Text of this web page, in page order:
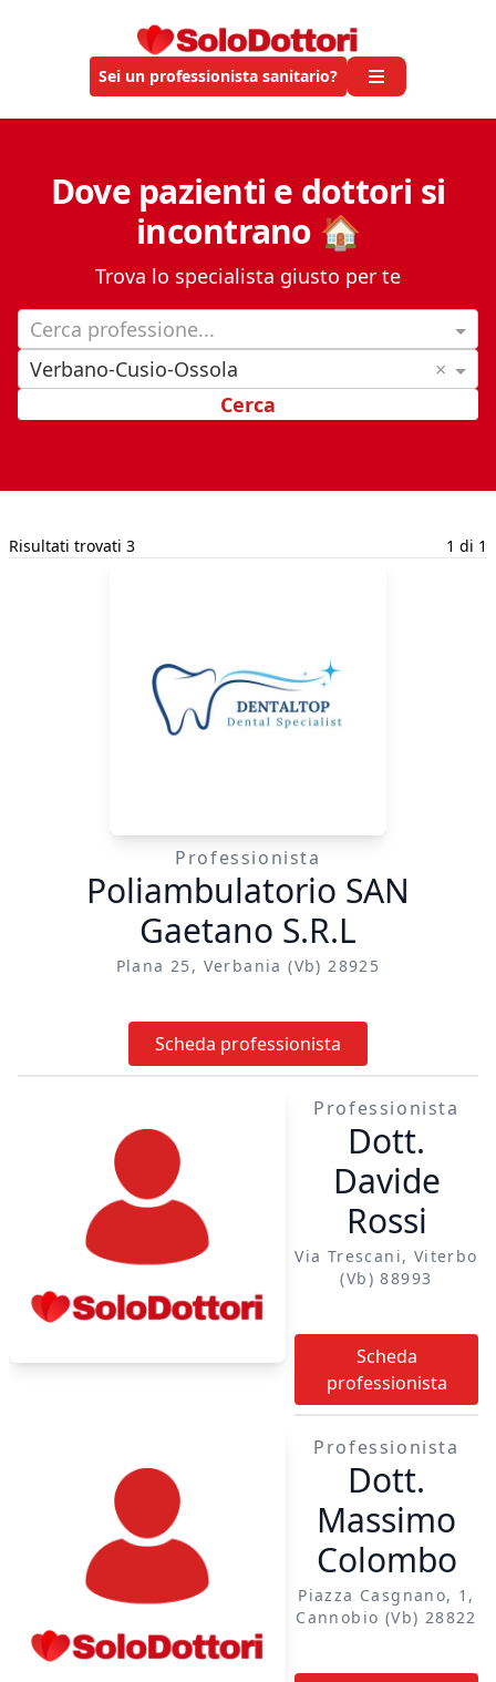
Sei un professionista sanitario?
Dove pazienti e dottori si
incontrano 🏠
Trova lo specialista giusto per te
Cerca professione...
Verbano-Cusio-Ossola
×
Cerca
Risultati trovati 3 1 di 1
Professionista
Poliambulatorio SAN
Gaetano S.R.L
Plana 25, Verbania (vb) 28925
Scheda professionista
Professionista
Dott.
Davide
Rossi
Via Trescani, Viterbo
(vb) 88993
Scheda
professionista
Professionista
Dott.
Massimo
Colombo
Piazza Casgnano, 1,
Cannobio (vb) 28822